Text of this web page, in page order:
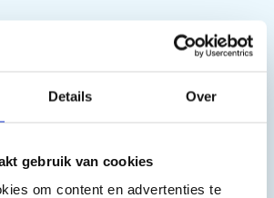
Details Over
gebruik van cookies
om content en advertenties te
910, 915